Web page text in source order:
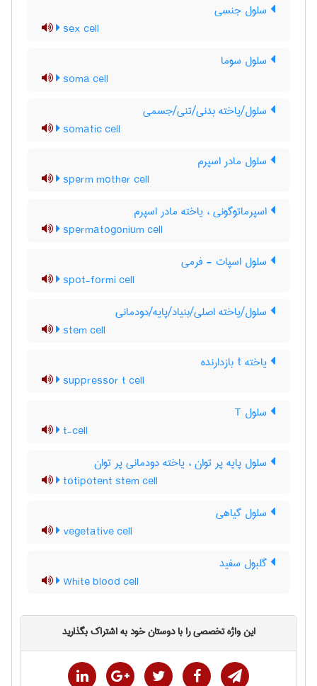
سلول جنسی
sex cell
سلول سوما
soma cell
سلول/یاخته بدنی/تنی/جسمی
somatic cell
سلول مادر اسپرم
sperm mother cell
اسپرماتوگونی ، یاخته مادر اسپرم
spermatogonium cell
سلول اسپات - فرمی
spot-formi cell
سلول/یاخته اصلی/بنیاد/پایه/دودمانی
stem cell
یاخته t بازدارنده
suppressor t cell
سلول T
t-cell
سلول پایه پر توان ، یاخته دودمانی پر توان
totipotent stem cell
سلول گیاهی
vegetative cell
گلبول سفید
White blood cell
این واژه تخصصی را با دوستان خود به اشتراک بگذارید